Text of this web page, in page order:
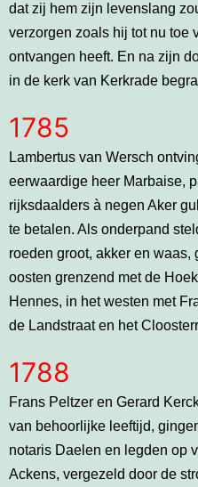
dat zij hem zijn levenslang
verzorgen zoals hij tot nu toe
ontvangen heeft. En na zijn
in de kerk van Kerkrade
1785
Lambertus van Wersch
eerwaardige heer Marbaise,
rijksdaalders à negen Aker
te betalen. Als onderpand
roeden groot, akker en waas,
oosten grenzend met de
Hennes, in het westen met
de Landstraat en het
1788
Frans Peltzer en Gerard
van behoorlijke leeftijd,
notaris Daelen en legden op
Ackens, vergezeld door de